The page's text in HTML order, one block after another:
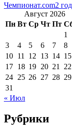
Чемпионат.com2
Август 2026
Пн Вт Ср Чт Пт
1
3
4 5 6 7 8
10 11 12 13 14 15
17 18 19 20 21 22
24 25 26 27 28 29
31
« Июл
Рубрики